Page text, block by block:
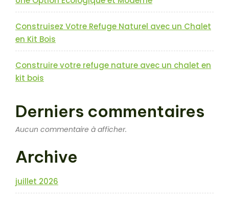
Construisez Votre Refuge Naturel avec un Chalet
en Kit Bois
Construire votre refuge nature avec un chalet en
kit bois
Derniers commentaires
Aucun commentaire à afficher.
Archive
juillet 2026